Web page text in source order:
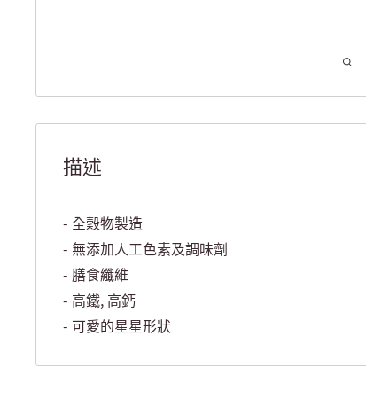
描述
- 全穀物製造
- 無添加人工色素及調味劑
- 膳食纖維
- 高鐵, 高鈣
- 可愛的星星形狀